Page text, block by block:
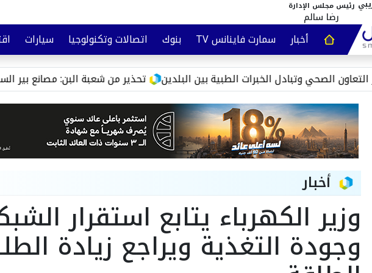
رئيس مجلس الإدارة
رضا سالم
أخبار
سمارت فاينانس TV بنوك اتصالات وتكنولوجيا سيارات
عقارات وتأمين
وعي مالي تحذير من شعبة البن: مصانع بير السلم تزور الصحي وتبادل الخبرات الطبية بين البلدين
أخبار
وزير الكهرباء يتابع استقرار
وجودة التغذية ويراجع زيادة